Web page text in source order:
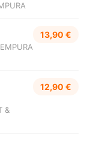
13,90 €
&
12,90 €